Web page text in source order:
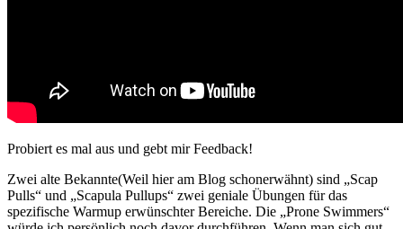
Probiert es mal aus und gebt mir Feedback!
Zwei alte Bekannte(Weil hier am Blog schonerwähnt) sind „Scap
Pulls“ und „Scapula Pullups“ zwei geniale Übungen für das
spezifische Warmup erwünschter Bereiche. Die „Prone Swimmers“